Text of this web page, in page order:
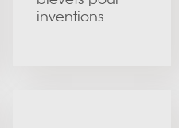
inventions.